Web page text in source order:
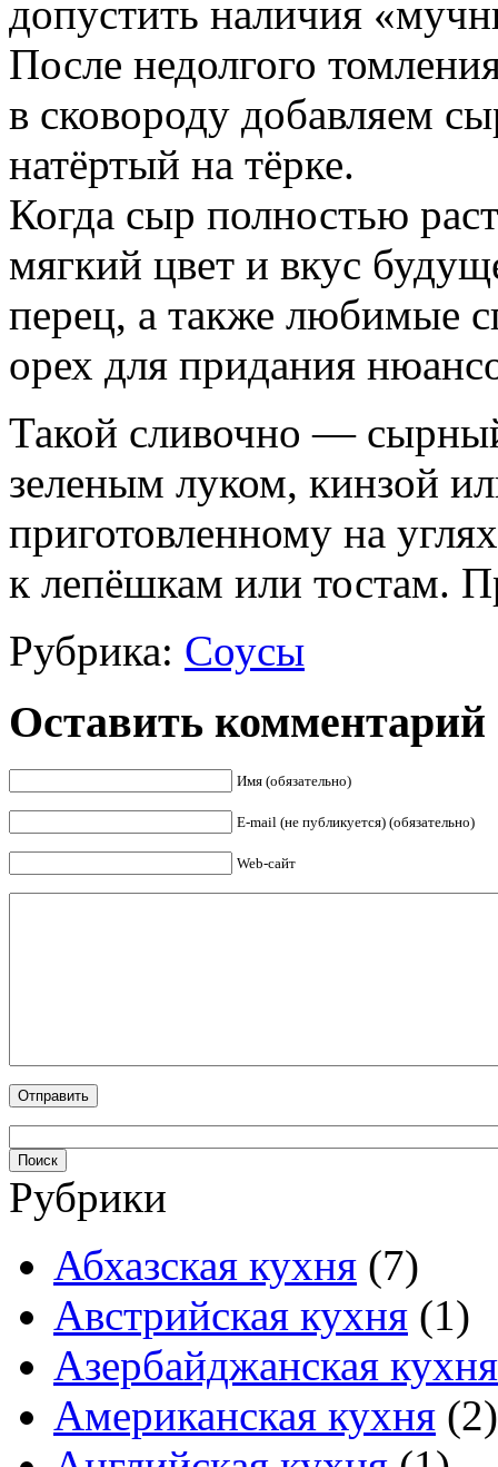
допустить наличия
После недолгого
в сковороду добавляем
натёртый на тёрке.
Когда сыр полностью
мягкий цвет и вкус
перец, а также любимые
орех для придания
Такой сливочно —
зеленым луком, кинзой
приготовленному на
к лепёшкам или тостам.
Рубрика: Соусы
Оставить комментарий
Имя (обязательно)
E-mail (не публикуется) (обязательно)
Web-сайт
Рубрики
Абхазская кухня (7)
Австрийская кухня (1)
Азербайджанская кухня
Американская кухня (2)